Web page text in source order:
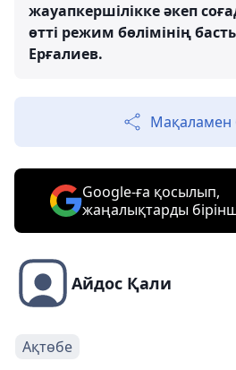
жауапкершілікке әкеп
өтті режим бөлімінің
Ерғалиев.
Мақаламен
Google-ға қосылып,
жаңалықтарды
Айдос Қали
Ақтөбе